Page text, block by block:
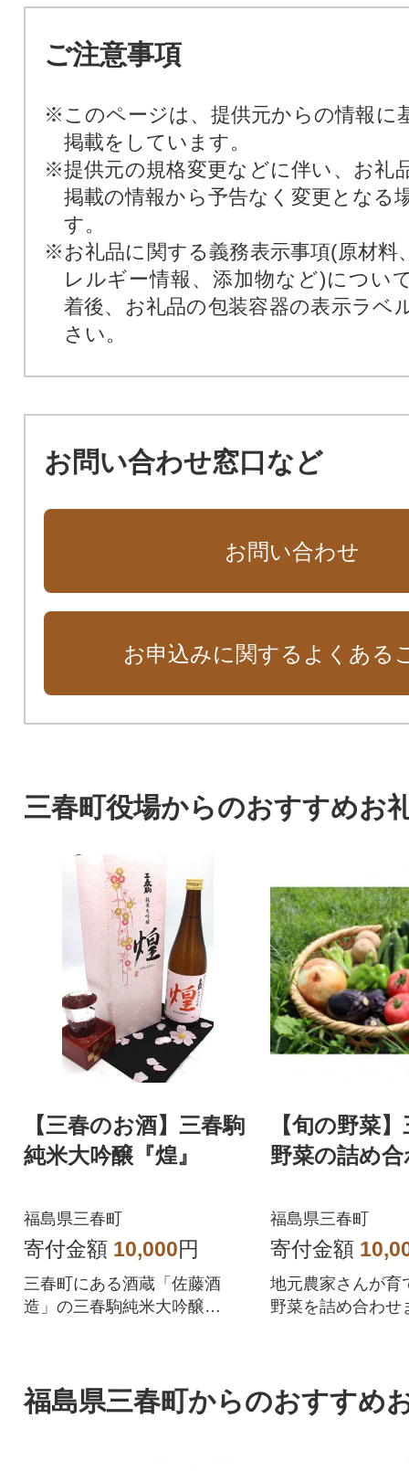
ご注意事項
※このページは、提供元からの情報に
掲載をしています。
※提供元の規格変更などに伴い、お礼
掲載の情報から予告なく変更となる
す。
※お礼品に関する義務表示事項(原材料
レルギー情報、添加物など)につい
着後、お礼品の包装容器の表示ラベ
さい。
お問い合わせ窓口など
お問い合わせ
お申込みに関するよくある
三春町役場からのおすすめお
【三春のお酒】三春駒
純米大吟醸『煌』
福島県三春町
寄付金額 10,000円
三春町にある酒蔵「佐藤酒
造」の三春駒純米大吟醸
【旬の野菜
野菜の詰め
福島県三春町
寄付金額
地元農家さんが育
野菜を詰め合わせ
福島県三春町からのおすすめ